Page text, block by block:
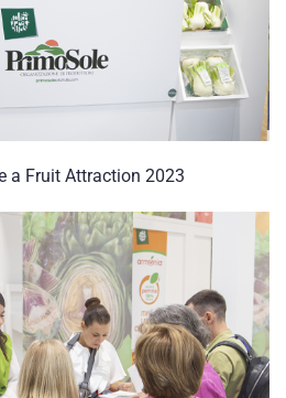
a Fruit Attraction 2023